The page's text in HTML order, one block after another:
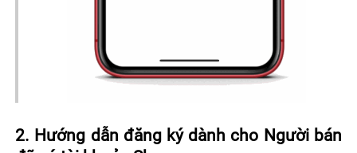
2. Hướng dẫn đăng ký dành cho Người bán